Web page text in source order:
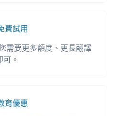
費試用
需要更多額度、更長翻譯
。
育優惠